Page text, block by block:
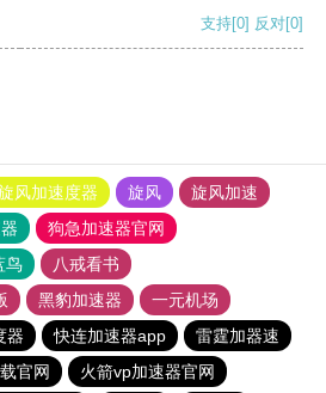
支持[0] 反对[0]
风加速度器 旋风
旋风加速
狗急加速器官网
鸟
八戒看书
黑豹加速器
一元机场
器 快连加速器app
雷霆加器速
官网
火箭vp加速器官网